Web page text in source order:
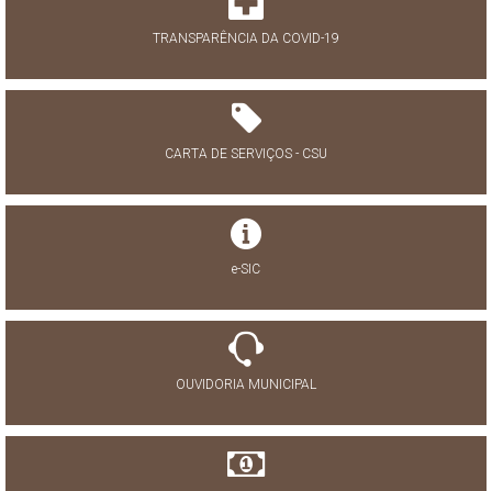
TRANSPARÊNCIA DA COVID-19
CARTA DE SERVIÇOS - CSU
e-SIC
OUVIDORIA MUNICIPAL